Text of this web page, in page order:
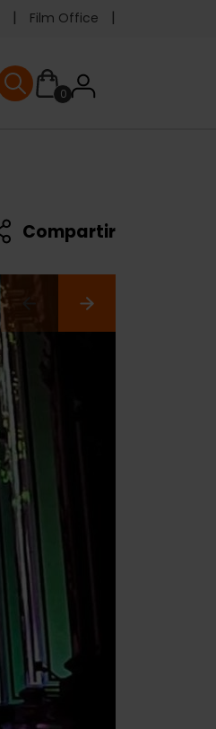
Film Office
0User
User menu
Compartir